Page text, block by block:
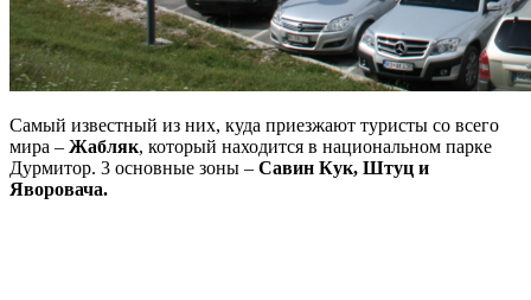
Самый известный из них, куда приезжают туристы со всего
мира – Жабляк, который находится в национальном парке
Дурмитор. 3 основные зоны – Савин Кук, Штуц и
Яворовача.